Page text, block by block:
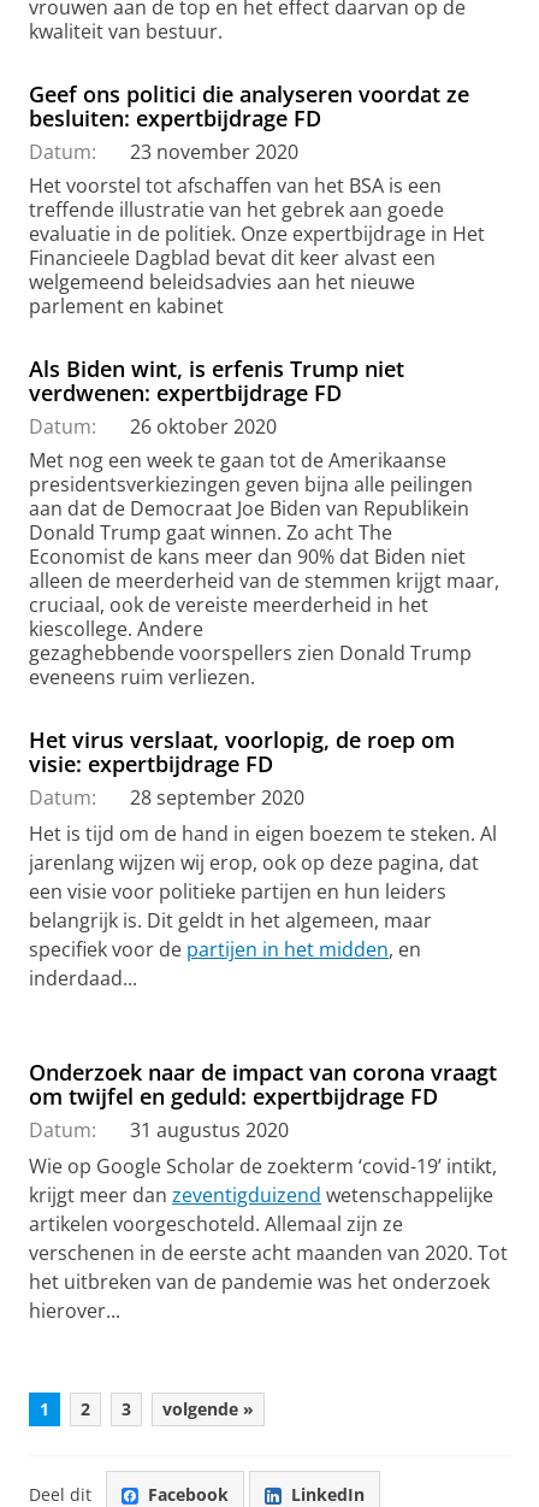
vrouwen aan de top en het effect daarvan op de
kwaliteit van bestuur.
Geef ons politici die analyseren voordat ze
besluiten: expertbijdrage FD
Datum:
23 november 2020
Het voorstel tot afschaffen van het BSA is een
treffende illustratie van het gebrek aan goede
evaluatie in de politiek. Onze expertbijdrage in Het
Financieele Dagblad bevat dit keer alvast een
welgemeend beleidsadvies aan het nieuwe
parlement en kabinet
Als Biden wint, is erfenis Trump niet
verdwenen: expertbijdrage FD
Datum:
26 oktober 2020
Met nog een week te gaan tot de Amerikaanse
presidentsverkiezingen geven bijna alle peilingen
aan dat de Democraat Joe Biden van Republikein
Donald Trump gaat winnen. Zo acht The
Economist de kans meer dan 90% dat Biden niet
alleen de meerderheid van de stemmen krijgt maar,
cruciaal, ook de vereiste meerderheid in het
kiescollege. Andere
gezaghebbende voorspellers zien Donald Trump
eveneens ruim verliezen.
Het virus verslaat, voorlopig, de roep om
visie: expertbijdrage FD
Datum:
28 september 2020
Het is tijd om de hand in eigen boezem te steken. Al
jarenlang wijzen wij erop, ook op deze pagina, dat
een visie voor politieke partijen en hun leiders
belangrijk is. Dit geldt in het algemeen, maar
specifiek voor de partijen in het midden, en
inderdaad...
Onderzoek naar de impact van corona vraagt
om twijfel en geduld: expertbijdrage FD
Datum:
31 augustus 2020
Wie op Google Scholar de zoekterm ‘covid-19’ intikt,
krijgt meer dan zeventigduizend wetenschappelijke
artikelen voorgeschoteld. Allemaal zijn ze
verschenen in de eerste acht maanden van 2020. Tot
het uitbreken van de pandemie was het onderzoek
hierover...
1 2 3 volgende »
Deel dit Facebook LinkedIn